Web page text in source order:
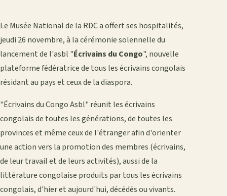
Le Musée National de la RDC a offert ses hospitalités,
jeudi 26 novembre, à la cérémonie solennelle du
lancement de l'asbl "Écrivains du Congo", nouvelle
plateforme fédératrice de tous les écrivains congolais
résidant au pays et ceux de la diaspora.
"Écrivains du Congo Asbl" réunit les écrivains
congolais de toutes les générations, de toutes les
provinces et même ceux de l'étranger afin d'orienter
une action vers la promotion des membres (écrivains,
de leur travail et de leurs activités), aussi de la
littérature congolaise produits par tous les écrivains
congolais, d'hier et aujourd'hui, décédés ou vivants.